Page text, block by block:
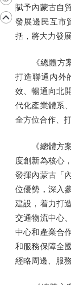
賦予內蒙古自
發展邊民互市
括，將大力發
《總體方案
打造聯通內外
效、暢通向北
代化產業體系
全方位合作、
《總體方案
度創新為核心
發揮內蒙古「
位優勢，深入
建設，着力打
交通物流中心
中心和產業合
和服務保障全
經略周邊、服